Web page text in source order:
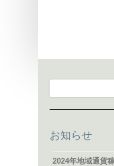
検索
お知らせ
2024年地域通貨